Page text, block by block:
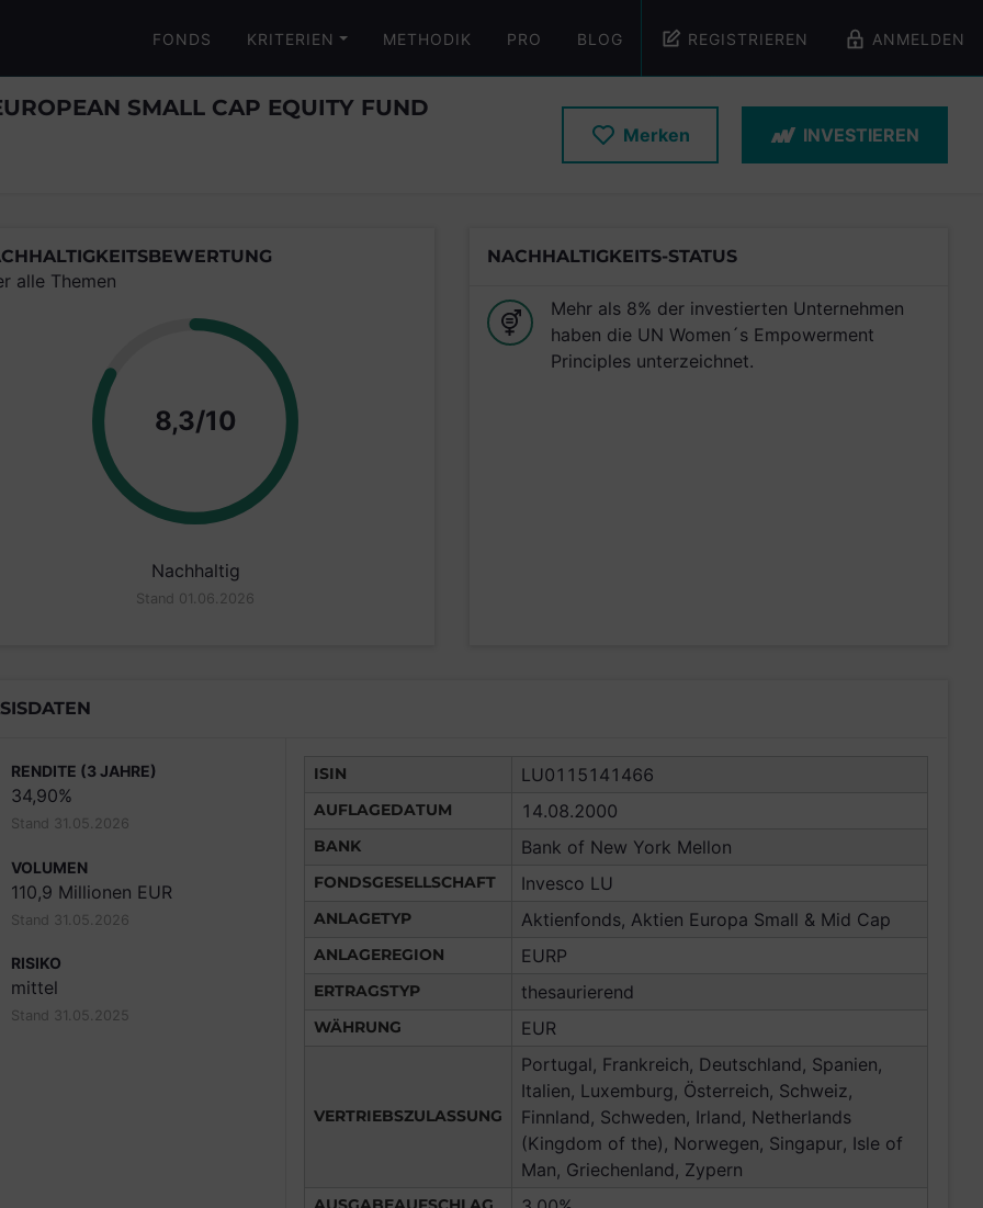
FONDS KRITERIEN METHODIK PRO BLOG REGISTRIEREN ANMELDEN
SMALL CAP EQUITY FUND
Merken INVESTIEREN
alle Themen
8,3/10 Punkte
Nachhaltig
Stand 01.06.2026
NACHHALTIGKEITS-STATUS
Mehr als 8% der investierten Unternehmen
haben die UN Women´s Empowerment
Principles unterzeichnet.
RENDITE (3 JAHRE)
34,90%
Stand 31.05.2026
VOLUMEN
110,9 Millionen EUR
Stand 31.05.2026
RISIKO
mittel
Stand 31.05.2025
ISIN LU0115141466
AUFLAGEDATUM 14.08.2000
BANK Bank of New York Mellon
FONDSGESELLSCHAFT Invesco LU
ANLAGETYP Aktienfonds, Aktien Europa Small & Mid Cap
ANLAGEREGION EURP
ERTRAGSTYP thesaurierend
WÄHRUNG EUR
VERTRIEBSZULASSUNG
Portugal, Frankreich, Deutschland, Spanien,
Italien, Luxemburg, Österreich, Schweiz,
Finnland, Schweden, Irland, Netherlands
(Kingdom of the), Norwegen, Singapur, Isle of
Man, Griechenland, Zypern